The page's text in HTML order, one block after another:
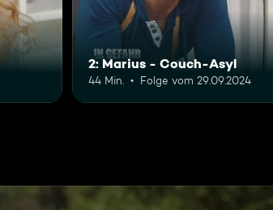
2: Marius - Couch-Asyl
44 Min. Folge vom 29.09.2024